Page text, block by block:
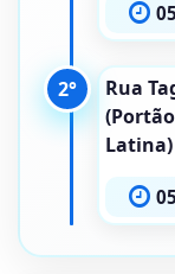
2°
Rua
Latina)